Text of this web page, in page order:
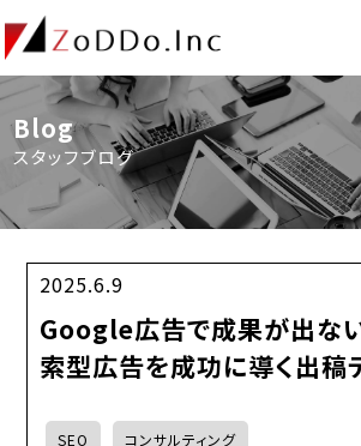
Blog
スタッフブログ
2025.6.9
Google広告で成果が出な
索型広告を成功に導く出稿
SEO コンサルティング